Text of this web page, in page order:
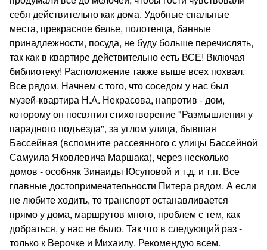
себя действительно как дома. Удобные спальные
места, прекрасное белье, полотенца, банные
принадлежности, посуда, не буду больше перечислять,
так как в квартире действительно есть ВСЕ! Включая
библиотеку! Расположение также выше всех похвал.
Все рядом. Начнем с того, что соседом у нас был
музей-квартира Н.А. Некрасова, напротив - дом,
которому он посвятил стихотворение "Размышления у
парадного подъезда", за углом улица, бывшая
Бассейная (вспомните рассеянного с улицы Бассейной
Самуила Яковлевича Маршака), через несколько
домов - особняк Зинаиды Юсуповой и т.д. и т.п. Все
главные достопримечательности Питера рядом. А если
не любите ходить, то транспорт останавливается
прямо у дома, маршрутов много, проблем с тем, как
добраться, у нас не было. Так что в следующий раз -
только к Верочке и Михаилу. Рекомендую всем.